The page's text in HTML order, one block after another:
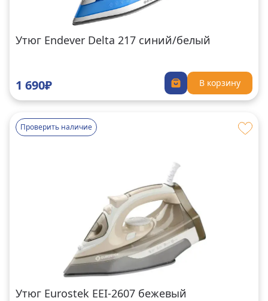
Утюг Endever Delta 217 синий/белый
1 690₽ В корзину
Проверить наличие
Утюг Eurostek EEI-2607 бежевый